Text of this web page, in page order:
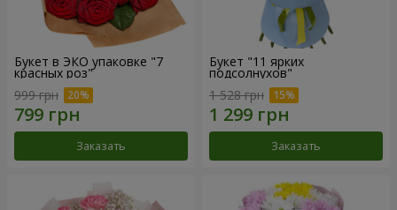
Букет в ЭКО упаковке "7
красных роз"
999 грн
Заказать
Букет "11 ярких
подсолнухов"
1 528 грн
Заказать